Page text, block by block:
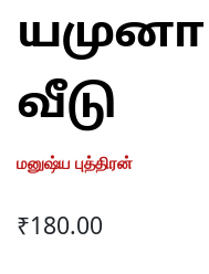
வீடு
மனுஷ்ய புத்திரன்
₹180.00